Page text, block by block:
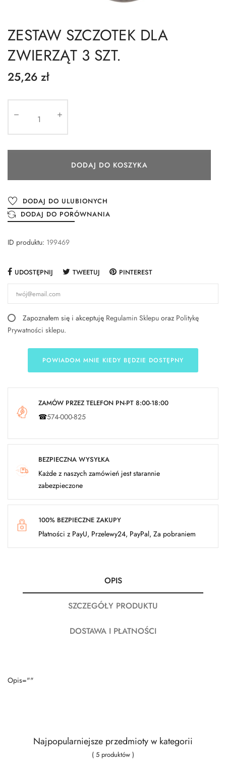
ZESTAW SZCZOTEK DLA
ZWIERZĄT 3 SZT.
25,26 zł
DODAJ DO KOSZYKA
DODAJ DO ULUBIONYCH
DODAJ DO PORÓWNANIA
ID produktu: 199469
UDOSTĘPNIJ TWEETUJ PINTEREST
Zapoznałem się i akceptuję Regulamin Sklepu oraz Politykę
Prywatności sklepu.
POWIADOM MNIE KIEDY BĘDZIE DOSTĘPNY
ZAMÓW PRZEZ TELEFON PN-PT 8:00-18:00
☎574-000-825
BEZPIECZNA WYSYŁKA
Każde z naszych zamówień jest starannie
zabezpieczone
100% BEZPIECZNE ZAKUPY
Płatności z PayU, Przelewy24, PayPal, Za pobraniem
OPIS
SZCZEGÓŁY PRODUKTU
DOSTAWA I PŁATNOŚCI
Opis=""
Najpopularniejsze przedmioty w kategorii
( 5 produktów )